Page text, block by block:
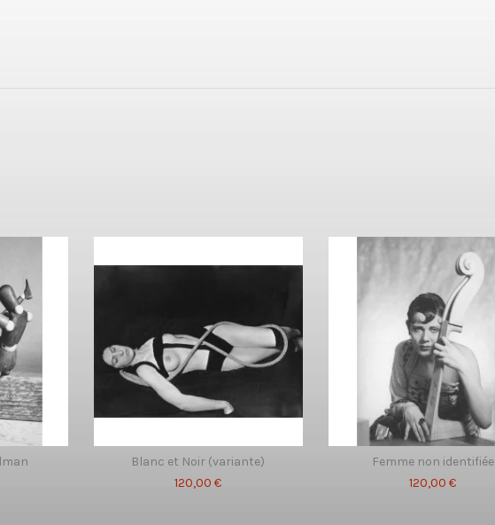
Blanc et Noir (variante)
120,00 €
Femme non identifiée
120,00 €